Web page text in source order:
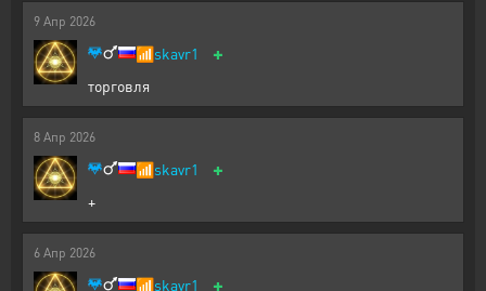
9 Апр 2026
📶skavr1 +
торговля
8 Апр 2026
📶skavr1 +
+
6 Апр 2026
📶skavr1 +